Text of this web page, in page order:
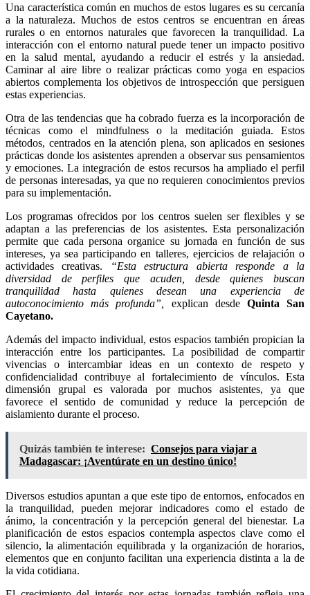
Una característica común en muchos de estos lugares es su cercanía
a la naturaleza. Muchos de estos centros se encuentran en áreas
rurales o en entornos naturales que favorecen la tranquilidad. La
interacción con el entorno natural puede tener un impacto positivo
en la salud mental, ayudando a reducir el estrés y la ansiedad.
Caminar al aire libre o realizar prácticas como yoga en espacios
abiertos complementa los objetivos de introspección que persiguen
estas experiencias.
Otra de las tendencias que ha cobrado fuerza es la incorporación de
técnicas como el mindfulness o la meditación guiada. Estos
métodos, centrados en la atención plena, son aplicados en sesiones
prácticas donde los asistentes aprenden a observar sus pensamientos
y emociones. La integración de estos recursos ha ampliado el perfil
de personas interesadas, ya que no requieren conocimientos previos
para su implementación.
Los programas ofrecidos por los centros suelen ser flexibles y se
adaptan a las preferencias de los asistentes. Esta personalización
permite que cada persona organice su jornada en función de sus
intereses, ya sea participando en talleres, ejercicios de relajación o
actividades creativas.
“Esta estructura abierta responde a la
diversidad de perfiles que acuden, desde quienes buscan
tranquilidad hasta quienes desean una experiencia de
autoconocimiento más profunda”,
explican desde Quinta San
Cayetano.
Además del impacto individual, estos espacios también propician la
interacción entre los participantes. La posibilidad de compartir
vivencias o intercambiar ideas en un contexto de respeto y
confidencialidad contribuye al fortalecimiento de vínculos. Esta
dimensión grupal es valorada por muchos asistentes, ya que
favorece el sentido de comunidad y reduce la percepción de
aislamiento durante el proceso.
Quizás también te interese: Consejos para viajar a
Madagascar: ¡Aventúrate en un destino único!
Diversos estudios apuntan a que este tipo de entornos, enfocados en
la tranquilidad, pueden mejorar indicadores como el estado de
ánimo, la concentración y la percepción general del bienestar. La
planificación de estos espacios contempla aspectos clave como el
silencio, la alimentación equilibrada y la organización de horarios,
elementos que en conjunto facilitan una experiencia distinta a la de
la vida cotidiana.